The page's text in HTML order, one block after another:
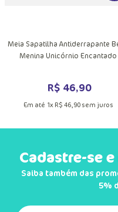
Meia Sapatilha Antiderrapante
Menina Unicórnio Encantado
R$ 46,90
Em até 1x R$ 46, 90sem juros
Cadastre-se
Saiba também das
5%